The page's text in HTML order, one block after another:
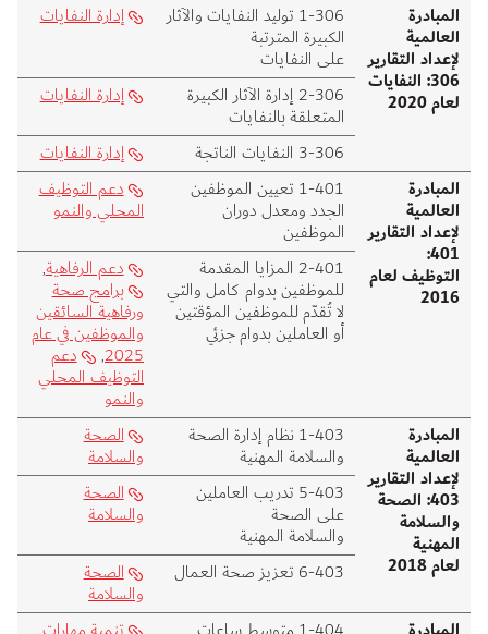
المبادرة
العالمية
لإعداد التقارير
306: النفايات
لعام 2020
306‑1 توليد النفايات والآثار
الكبيرة المترتبة
على النفايات
إدارة النفايات
306‑2 إدارة الآثار الكبيرة
المتعلقة بالنفايات
إدارة النفايات
306‑3 النفايات الناتجة
إدارة النفايات
المبادرة
العالمية
لإعداد التقارير
401:
التوظيف لعام
2016
401‑1 تعيين الموظفين
الجدد ومعدل دوران
الموظفين
دعم التوظيف
المحلي والنمو
401‑2 المزايا المقدمة
للموظفين بدوام كامل والتي
لا تُقدّم للموظفين المؤقتين
أو العاملين بدوام جزئي
دعم الرفاهية,
برامج صحة
ورفاهية السائقين
والموظفين في عام
2025
, دعم
التوظيف المحلي
والنمو
المبادرة
العالمية
لإعداد التقارير
403: الصحة
والسلامة
المهنية
لعام 2018
403‑1 نظام إدارة الصحة
والسلامة المهنية
الصحة
والسلامة
403‑5 تدريب العاملين
على الصحة
والسلامة المهنية
الصحة
والسلامة
403‑6 تعزيز صحة العمال
الصحة
والسلامة